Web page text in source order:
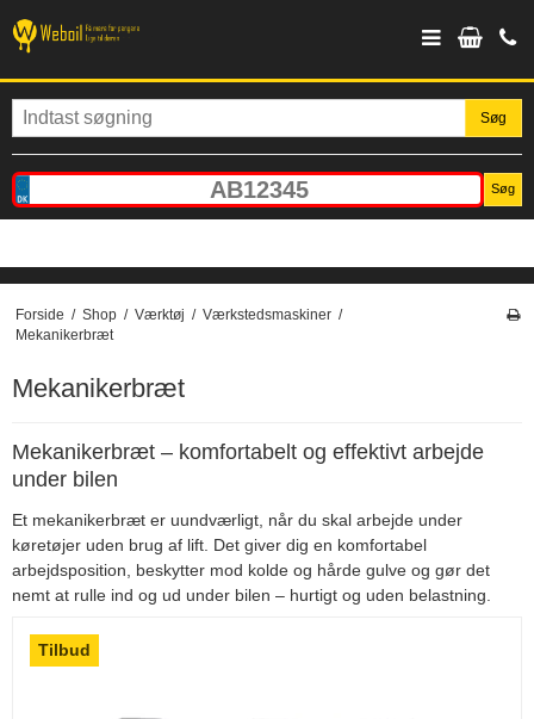
Søg
Søg
Forside / Shop / Værktøj / Værkstedsmaskiner /
Mekanikerbræt
Mekanikerbræt
Mekanikerbræt – komfortabelt og effektivt arbejde
under bilen
Et mekanikerbræt er uundværligt, når du skal arbejde under
køretøjer uden brug af lift. Det giver dig en komfortabel
arbejdsposition, beskytter mod kolde og hårde gulve og gør det
nemt at rulle ind og ud under bilen – hurtigt og uden belastning.
Tilbud